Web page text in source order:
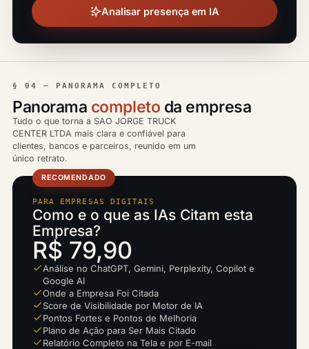
Analisar presença em IA
§ 04 — PANORAMA COMPLETO
Panorama completo da empresa
Tudo o que torna a SAO JORGE TRUCK
CENTER LTDA mais clara e confiável para
clientes, bancos e parceiros, reunido em um
único retrato.
RECOMENDADO
PARA EMPRESAS DIGITAIS
Como e o que as IAs Citam esta
Empresa?
R$ 79,90
Análise no ChatGPT, Gemini, Perplexity, Copilot e
Google AI
Onde a Empresa Foi Citada
Score de Visibilidade por Motor de IA
Pontos Fortes e Pontos de Melhoria
Plano de Ação para Ser Mais Citado
Relatório Completo na Tela e por E-mail